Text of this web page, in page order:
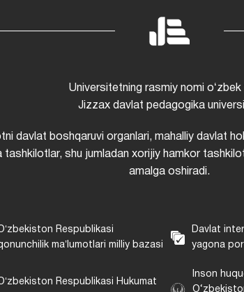
Universitetning rasmiy nomi oʻzbek
Jizzax davlat pedagogika
davlat boshqaruvi organlari, mahalliy davlat
shu jumladan xorijiy hamkor
amalga oshiradi.
Respublikasi
maʼlumotlari milliy bazasi
Davlat
yagona
Respublikasi Hukumat
Inson